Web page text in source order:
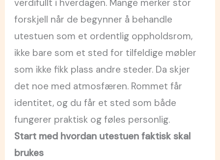
verdifullt i hverdagen. Mange merker stor
forskjell når de begynner å behandle
utestuen som et ordentlig oppholdsrom,
ikke bare som et sted for tilfeldige møbler
som ikke fikk plass andre steder. Da skjer
det noe med atmosfæren. Rommet får
identitet, og du får et sted som både
fungerer praktisk og føles personlig.
Start med hvordan utestuen faktisk skal
brukes